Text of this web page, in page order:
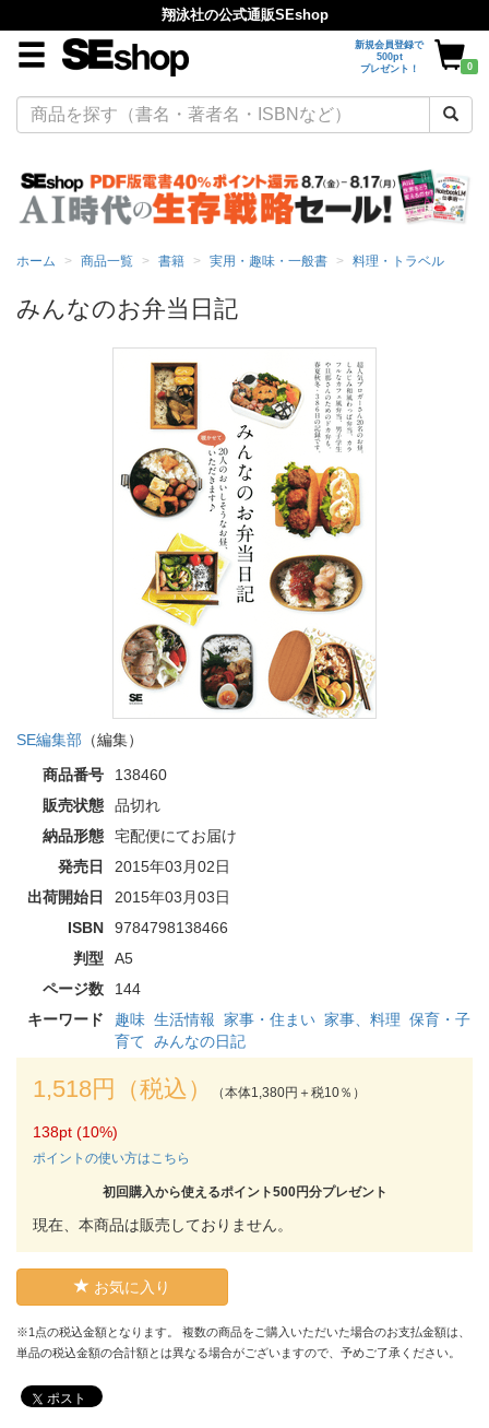
翔泳社の公式通販SEshop
新規会員登録で
500pt
プレゼント！
0
ホーム 商品一覧 書籍 実用・趣味・一般書 料理・トラベル
みんなのお弁当日記
SE編集部 （編集）
商品番号
138460
販売状態
品切れ
納品形態
宅配便にてお届け
発売日
2015年03月02日
出荷開始日
2015年03月03日
ISBN
9784798138466
判型
A5
ページ数
144
キーワード
趣味 生活情報 家事・住まい 家事、料理 保育・子
育て みんなの日記
1,518円（税込） （本体1,380円＋税10％）
138pt (10%)
ポイントの使い方はこちら
初回購入から使えるポイント500円分プレゼント
現在、本商品は販売しておりません。
お気に入り
※1点の税込金額となります。 複数の商品をご購入いただいた場合のお支払金額は、
単品の税込金額の合計額とは異なる場合がございますので、予めご了承ください。
ポスト